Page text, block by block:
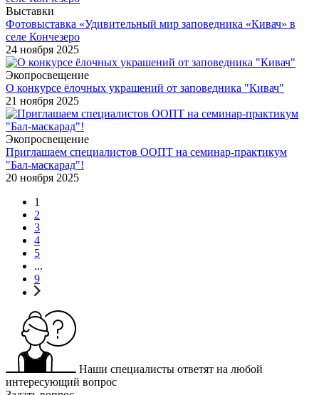
Выставки
Фотовыставка «Удивительный мир заповедника «Кивач» в
селе Кончезеро
24 ноября 2025
Экопросвещение
О конкурсе ёлочных украшений от заповедника "Кивач"
21 ноября 2025
Экопросвещение
Приглашаем специалистов ООПТ на семинар-практикум
"Бал-маскарад"!
20 ноября 2025
1
2
3
4
5
...
9
Наши специалисты ответят на любой
интересующий вопрос